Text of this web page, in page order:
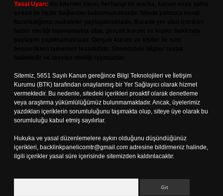
Yasal Uyarı:
Sitemiz, 5651 Sayılı Kanun gereğince Bilgi Teknolojileri ve İletişim
Kurumu (BTK) tarafından onaylanmış bir Yer Sağlayıcı olarak hizmet
vermektedir. Bu nedenle, sitedeki içerikleri proaktif olarak denetleme
veya araştırma yükümlülüğümüz bulunmamaktadır. Ancak, üyelerimiz
yazdıkları içeriklerin sorumluluğunu taşımakta olup, siteye üye olarak bu
sorumluluğu kabul etmiş sayılırlar.
Hukuka ve yasal düzenlemelere aykırı olduğunu düşündüğünüz
içerikleri, backlinkpanelicomtr@gmail.com adresine bildirmeniz halinde,
ilgili içerikler yasal süre içerisinde sitemizden kaldırılacaktır.